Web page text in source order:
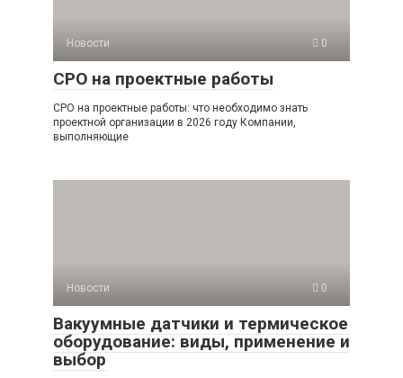
Новости 0
СРО на проектные работы
СРО на проектные работы: что необходимо знать
проектной организации в 2026 году Компании,
выполняющие
Новости 0
Вакуумные датчики и термическое
оборудование: виды, применение и
выбор